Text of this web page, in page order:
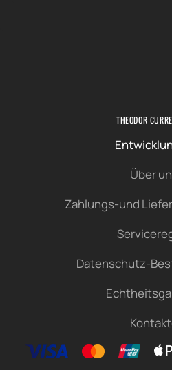
THEODOR
Über
Zahlungs-und
Datenschutz-